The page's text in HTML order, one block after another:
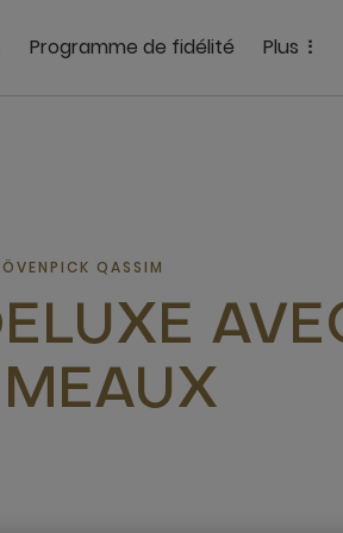
Programme de fidélité Plus
QASSIM